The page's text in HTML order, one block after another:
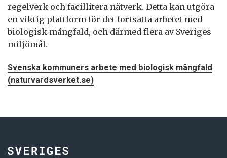
regelverk och facillitera nätverk. Detta kan utgöra
en viktig plattform för det fortsatta arbetet med
biologisk mångfald, och därmed flera av Sveriges
miljömål.
Svenska kommuners arbete med biologisk mångfald
(naturvardsverket.se)